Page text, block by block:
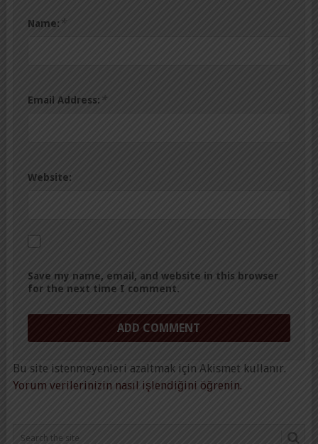
Name: *
Email Address: *
Website:
Save my name, email, and website in this browser
for the next time I comment.
Bu site istenmeyenleri azaltmak için Akismet kullanır.
Yorum verilerinizin nasıl işlendiğini öğrenin.